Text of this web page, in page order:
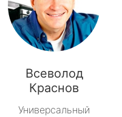
Всеволод
Краснов
Универсальный